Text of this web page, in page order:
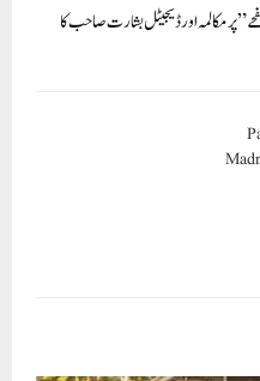
پر مکالمہ اور ڈیجیٹل بشارت صاحب کا